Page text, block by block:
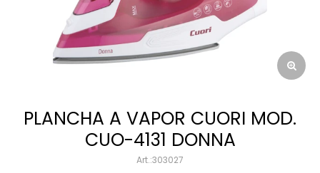
PLANCHA A VAPOR CUORI MOD.
CUO-4131 DONNA
303027